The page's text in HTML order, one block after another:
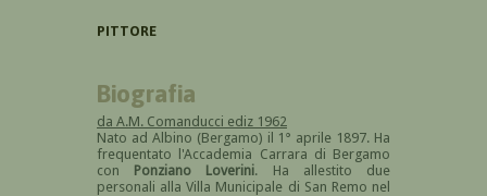
PITTORE
Biografia
da A.M. Comanducci ediz 1962
Nato ad Albino (Bergamo) il 1° aprile 1897. Ha
frequentato l'Accademia Carrara di Bergamo
con Ponziano Loverini. Ha allestito due
personali alla Villa Municipale di San Remo nel